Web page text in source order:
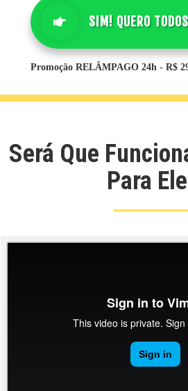
SIM! QUERO
Promoção RELÂMPAGO 24h - R$
Será Que
Para